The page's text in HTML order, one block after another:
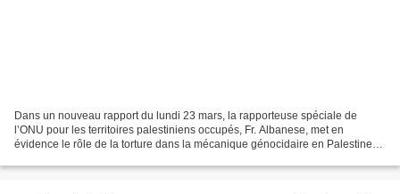
Dans un nouveau rapport du lundi 23 mars, la rapporteuse spéciale de
l’ONU pour les territoires palestiniens occupés, Fr. Albanese, met en
évidence le rôle de la torture dans la mécanique génocidaire en Palestine